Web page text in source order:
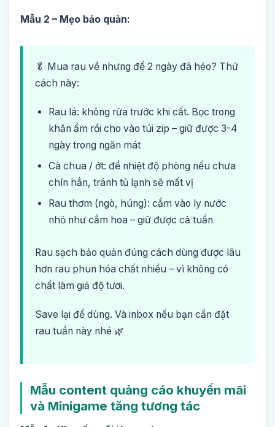
Mẫu 2 – Mẹo bảo quản:
🥬 Mua rau về nhưng để 2 ngày đã héo? Thử
cách này:
Rau lá: không rửa trước khi cất. Bọc trong
khăn ẩm rồi cho vào túi zip – giữ được 3-4
ngày trong ngăn mát
Cà chua / ớt: để nhiệt độ phòng nếu chưa
chín hẳn, tránh tủ lạnh sẽ mất vị
Rau thơm (ngò, húng): cắm vào ly nước
nhỏ như cắm hoa – giữ được cả tuần
Rau sạch bảo quản đúng cách dùng được lâu
hơn rau phun hóa chất nhiều – vì không có
chất làm giả độ tươi.
Save lại để dùng. Và inbox nếu bạn cần đặt
rau tuần này nhé 🌿
Mẫu content quảng cáo khuyến mãi
và Minigame tăng tương tác